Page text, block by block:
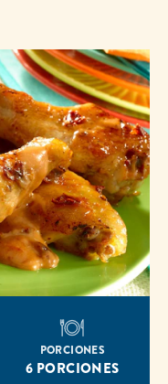
PORCIONES
6 PORCIONES